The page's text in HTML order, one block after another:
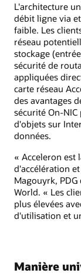
L'architecture
débit ligne via
faible. Les
réseau
stockage
sécurité de
appliquées
carte réseau
des avantages
sécurité On-
d'objets sur
données.
« Acceleron est
d'accélération
Magouyrk,
World. « Les
plus élevées
d'utilisation et
Manière